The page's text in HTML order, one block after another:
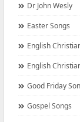
Dr John Wesly
Easter Songs
English
English
Good Friday
Gospel Songs